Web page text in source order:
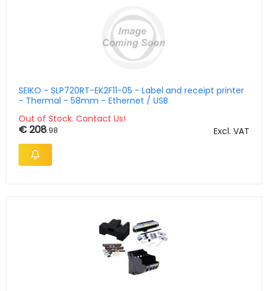
SEIKO - SLP720RT-EK2F11-05 - Label and receipt printer
- Thermal - 58mm - Ethernet / USB
Out of Stock. Contact Us!
€ 208.98 Excl. VAT